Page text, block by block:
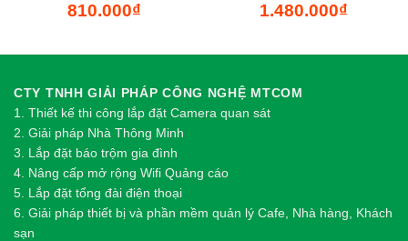
810.000₫ 1.480.000₫
CTY TNHH GIẢI PHÁP CÔNG NGHỆ MTCOM
1. Thiết kế thi công lắp đặt Camera quan sát
2. Giải pháp Nhà Thông Minh
3. Lắp đặt báo trộm gia đình
4. Nâng cấp mở rộng Wifi Quảng cáo
5. Lắp đặt tổng đài điện thoại
6. Giải pháp thiết bị và phần mềm quản lý Cafe, Nhà hàng, Khách
sạn